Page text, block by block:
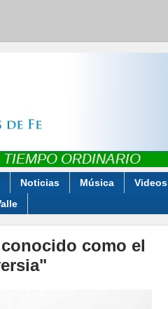
Noticias Música Videos
como el